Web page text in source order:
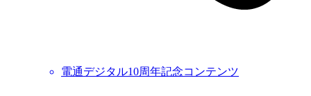
電通デジタル10周年記念コンテンツ